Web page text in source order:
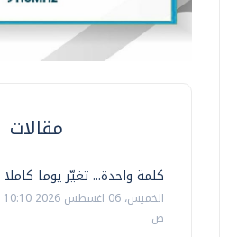
مقالات
كلمة واحدة... تغيّر يوما كاملا
الخميس، 06 اغسطس 2026 10:10
ص